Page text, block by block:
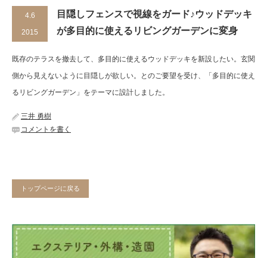
4.6
2015
目隠しフェンスで視線をガード♪ウッドデッキ
が多目的に使えるリビングガーデンに変身
既存のテラスを撤去して、多目的に使えるウッドデッキを新設したい。玄関
側から見えないように目隠しが欲しい。とのご要望を受け、「多目的に使え
るリビングガーデン」をテーマに設計しました。
三井 勇樹
コメントを書く
トップページに戻る